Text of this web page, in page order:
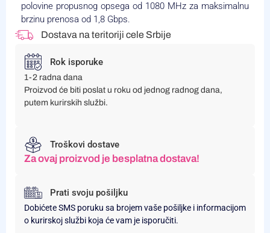
polovine propusnog opsega od 1080 MHz za maksimalnu
brzinu prenosa od 1,8 Gbps.
Dostava na teritoriji cele Srbije
Rok isporuke
1-2 radna dana
Proizvod će biti poslat u roku od jednog radnog dana,
putem kurirskih službi.
Troškovi dostave
Za ovaj proizvod je besplatna dostava!
Prati svoju pošiljku
Dobićete SMS poruku sa brojem vaše pošiljke i informacijom
o kurirskoj službi koja će vam je isporučiti.